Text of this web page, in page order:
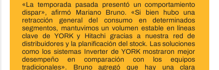
«La temporada pasada presentó un comportamiento
dispar», afirmó Mariano Bruno. «Si bien hubo una
retracción general del consumo en determinados
segmentos, mantuvimos un volumen estable en líneas
clave de YORK y Hitachi gracias a nuestra red de
distribuidores y la planificación del stock. Las soluciones
como los sistemas Inverter de YORK mostraron mejor
desempeño en comparación con los equipos
tradicionales». Bruno agregó que hay una clara